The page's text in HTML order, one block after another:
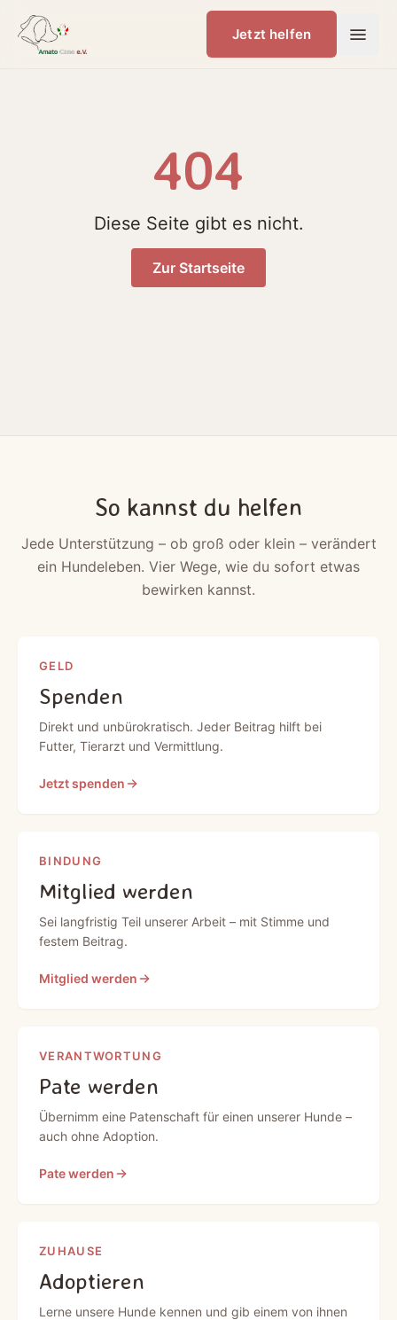
Jetzt helfen
404
Diese Seite gibt es nicht.
Zur Startseite
So kannst du helfen
Jede Unterstützung – ob groß oder klein – verändert
ein Hundeleben. Vier Wege, wie du sofort etwas
bewirken kannst.
GELD
Spenden
Direkt und unbürokratisch. Jeder Beitrag hilft bei
Futter, Tierarzt und Vermittlung.
Jetzt spenden
BINDUNG
Mitglied werden
Sei langfristig Teil unserer Arbeit – mit Stimme und
festem Beitrag.
Mitglied werden
VERANTWORTUNG
Pate werden
Übernimm eine Patenschaft für einen unserer Hunde –
auch ohne Adoption.
Pate werden
ZUHAUSE
Adoptieren
Lerne unsere Hunde kennen und gib einem von ihnen